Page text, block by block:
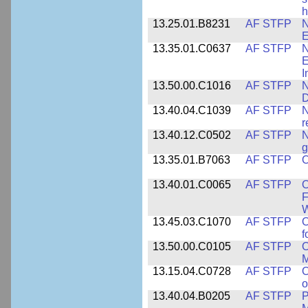
13.25.01.B8231
AF STFP
13.35.01.C0637
AF STFP
13.50.00.C1016
AF STFP
13.40.04.C1039
AF STFP
13.40.12.C0502
AF STFP
13.35.01.B7063
AF STFP
13.40.01.C0065 AF STFP
13.45.03.C1070
AF STFP
13.50.00.C0105
AF STFP
13.15.04.C0728
AF STFP
13.40.04.B0205
AF STFP